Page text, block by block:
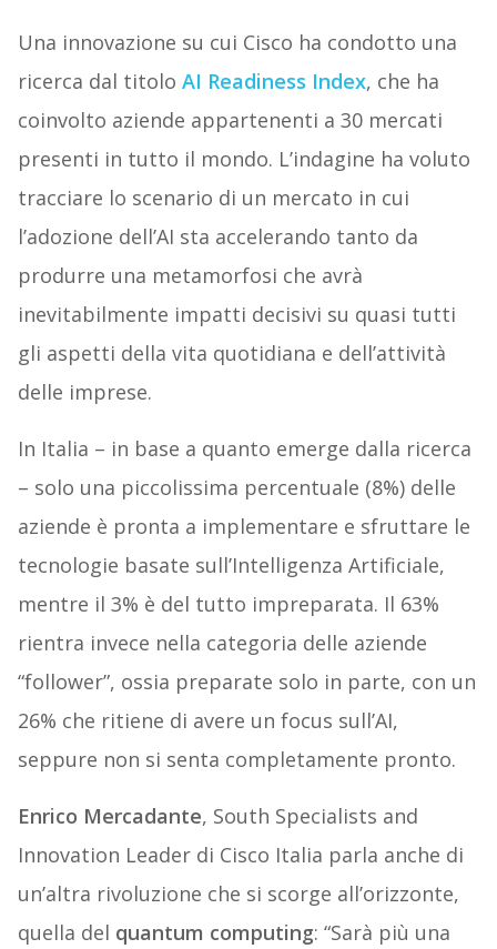
Una innovazione su cui Cisco ha condotto una
ricerca dal titolo AI Readiness Index, che ha
coinvolto aziende appartenenti a 30 mercati
presenti in tutto il mondo. L’indagine ha voluto
tracciare lo scenario di un mercato in cui
l’adozione dell’AI sta accelerando tanto da
produrre una metamorfosi che avrà
inevitabilmente impatti decisivi su quasi tutti
gli aspetti della vita quotidiana e dell’attività
delle imprese.
In Italia – in base a quanto emerge dalla ricerca
– solo una piccolissima percentuale (8%) delle
aziende è pronta a implementare e sfruttare le
tecnologie basate sull’Intelligenza Artificiale,
mentre il 3% è del tutto impreparata. Il 63%
rientra invece nella categoria delle aziende
“follower”, ossia preparate solo in parte, con un
26% che ritiene di avere un focus sull’AI,
seppure non si senta completamente pronto.
Enrico Mercadante, South Specialists and
Innovation Leader di Cisco Italia parla anche di
un’altra rivoluzione che si scorge all’orizzonte,
quella del quantum computing: “Sarà più una